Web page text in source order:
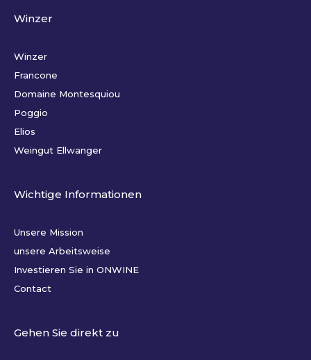
Winzer
Winzer
Francone
Domaine Montesquiou
Poggio
Elios
Weingut Ellwanger
Wichtige Informationen
Unsere Mission
unsere Arbeitsweise
Investieren Sie in ONWINE
Contact
Gehen Sie direkt zu